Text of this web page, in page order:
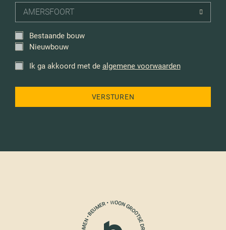
AMERSFOORT
*
Bestaande bouw
Nieuwbouw
* Ik ga akkoord met de algemene voorwaarden